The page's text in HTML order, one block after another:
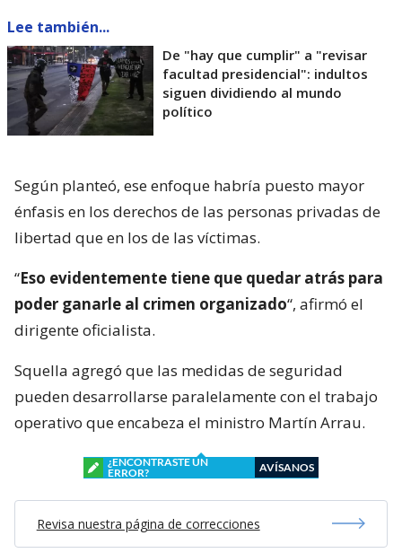
Lee también...
De "hay que cumplir" a "revisar
facultad presidencial": indultos
siguen dividiendo al mundo
político
Según planteó, ese enfoque habría puesto mayor
énfasis en los derechos de las personas privadas de
libertad que en los de las víctimas.
“Eso evidentemente tiene que quedar atrás para
poder ganarle al crimen organizado“, afirmó el
dirigente oficialista.
Squella agregó que las medidas de seguridad
pueden desarrollarse paralelamente con el trabajo
operativo que encabeza el ministro Martín Arrau.
¿ENCONTRASTE UN
ERROR?
AVÍSANOS
Revisa nuestra página de correcciones